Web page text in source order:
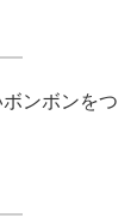
ンボンをつ